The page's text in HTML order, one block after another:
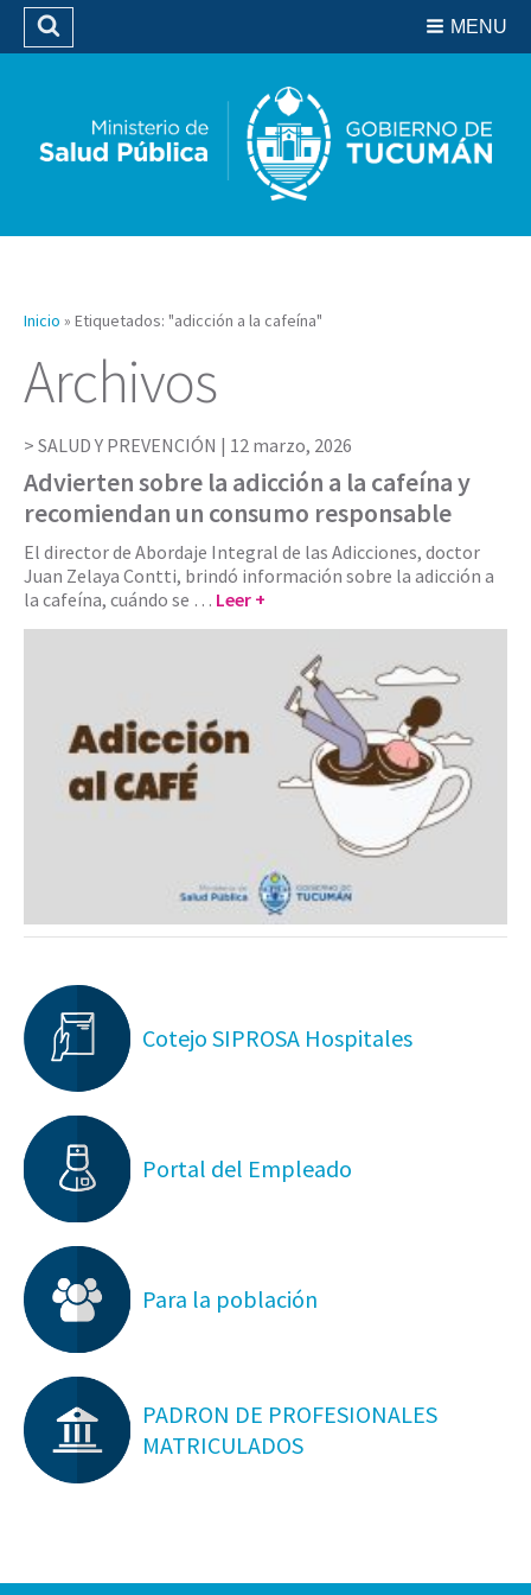
Biblioteca
MENU
Buscar
Inicio » Etiquetados: "adicción a la cafeína"
Archivos
SALUD Y PREVENCIÓN | 12 marzo, 2026
Advierten sobre la adicción a la cafeína y
recomiendan un consumo responsable
El director de Abordaje Integral de las Adicciones, doctor
Juan Zelaya Contti, brindó información sobre la adicción a
la cafeína, cuándo se … Leer +
Cotejo SIPROSA Hospitales
Portal del Empleado
Para la población
PADRON DE PROFESIONALES
MATRICULADOS